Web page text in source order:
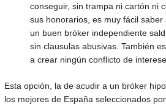
conseguir, sin trampa ni cartón ni
sus honorarios, es muy fácil
un buen bróker independiente
sin clausulas abusivas. También
a crear ningún conflicto de
Esta opción, la de acudir a un bróker
los mejores de España seleccionados